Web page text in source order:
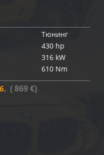
Тюнинг
430 hp
316 kW
610 Nm
( 869 €)